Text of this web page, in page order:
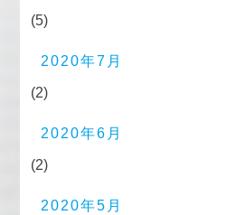
(5)
2020年7月
(2)
2020年6月
(2)
2020年5月